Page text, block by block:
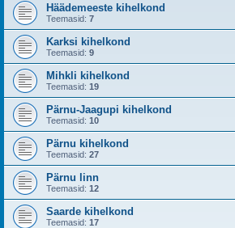
Häädemeeste kihelkond
Teemasid: 7
Karksi kihelkond
Teemasid: 9
Mihkli kihelkond
Teemasid: 19
Pärnu-Jaagupi kihelkond
Teemasid: 10
Pärnu kihelkond
Teemasid: 27
Pärnu linn
Teemasid: 12
Saarde kihelkond
Teemasid: 17